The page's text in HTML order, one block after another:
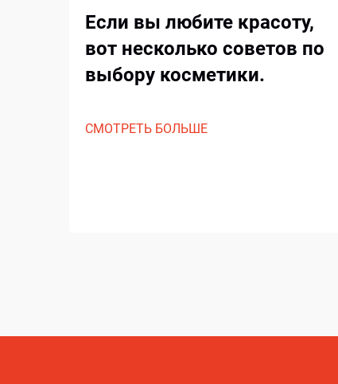
Если вы любите красоту,
вот несколько советов по
выбору косметики.
СМОТРЕТЬ БОЛЬШЕ